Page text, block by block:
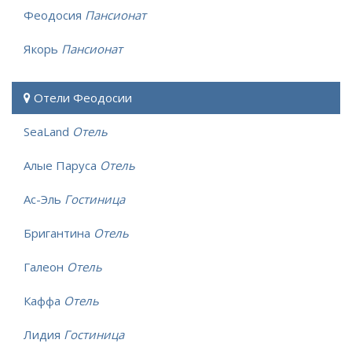
Феодосия Пансионат
Якорь Пансионат
Отели Феодосии
SeaLand Отель
Алые Паруса Отель
Ас-Эль Гостиница
Бригантина Отель
Галеон Отель
Каффа Отель
Лидия Гостиница